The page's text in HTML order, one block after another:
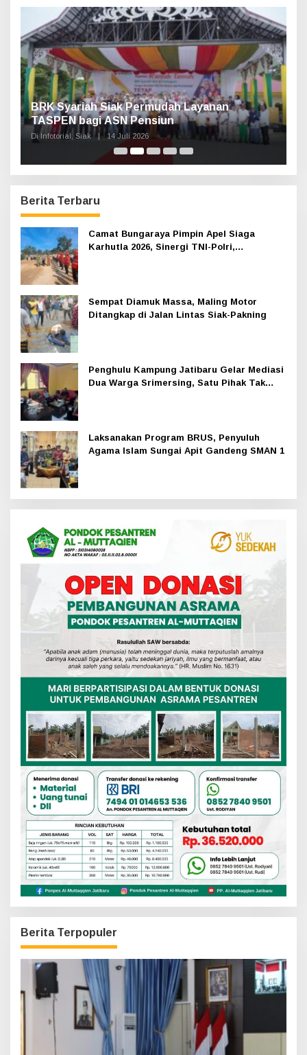
:
Haul Sultan Siak ke-60 Digelar, Bupati Afni
Ajak Masyarakat Lestarikan Sejarah
Kesultanan
Di Infotorial, Siak | 12 Juli 2026
Berita Terbaru
Camat Bungaraya Pimpin Apel Siaga
Karhutla 2026, Sinergi TNI-Polri,
Sempat Diamuk Massa, Maling Motor
Ditangkap di Jalan Lintas Siak-Pakning
Penghulu Kampung Jatibaru Gelar Mediasi
Dua Warga Srimersing, Satu Pihak Tak
Laksanakan Program BRUS, Penyuluh
Agama Islam Sungai Apit Gandeng SMAN 1
Berita Terpopuler